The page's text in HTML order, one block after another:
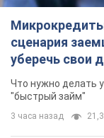
Россияне нанесли
2 часа назад
Зеленский
подготовки